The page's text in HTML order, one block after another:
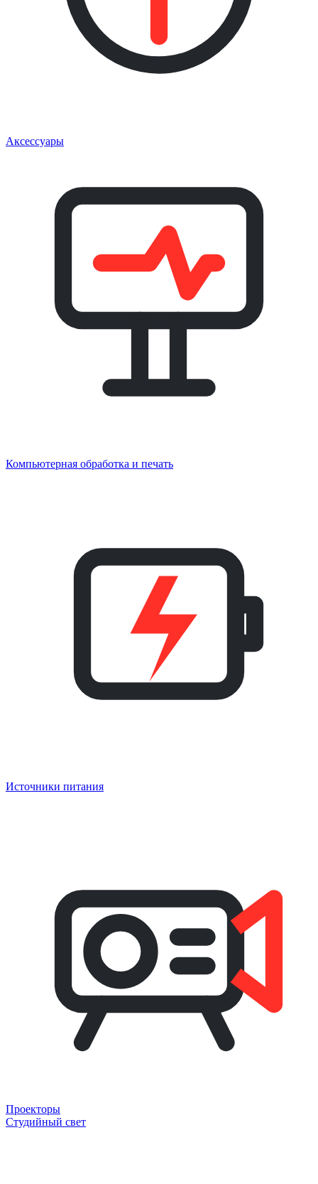
Аксессуары
Компьютерная обработка и печать
Источники питания
Проекторы
Студийный свет